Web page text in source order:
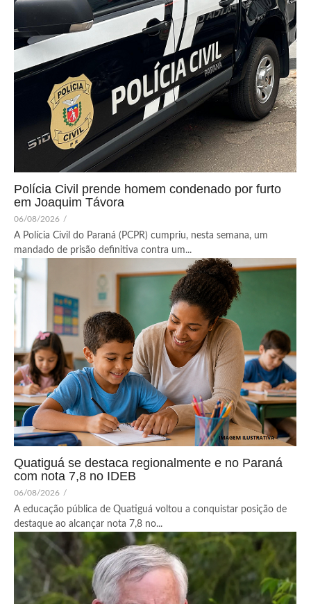
Polícia Civil prende homem condenado por furto
em Joaquim Távora
06/08/2026 /
A Polícia Civil do Paraná (PCPR) cumpriu, nesta semana, um
mandado de prisão definitiva contra um...
Quatiguá se destaca regionalmente e no Paraná
com nota 7,8 no IDEB
06/08/2026 /
A educação pública de Quatiguá voltou a conquistar posição de
destaque ao alcançar nota 7,8 no...